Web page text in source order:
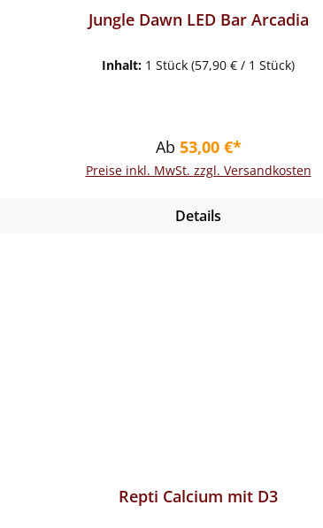
Jungle Dawn LED Bar Arcadia
Inhalt: 1 Stück (57,90 € / 1 Stück)
Regulärer Preis:
Ab 53,00 €*
Preise inkl. MwSt. zzgl. Versandkosten
Details
Repti Calcium mit D3